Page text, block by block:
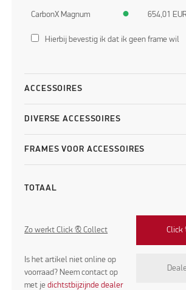
CarbonX Magnum ● 654,01
Hierbij bevestig ik dat ik geen frame wil
ACCESSOIRES
DIVERSE ACCESSOIRES
FRAMES VOOR ACCESSOIRES
TOTAAL
Zo werkt Click & Collect Click
Is het artikel niet online op
voorraad? Neem contact op
met jedichtstbijzijnde dealer